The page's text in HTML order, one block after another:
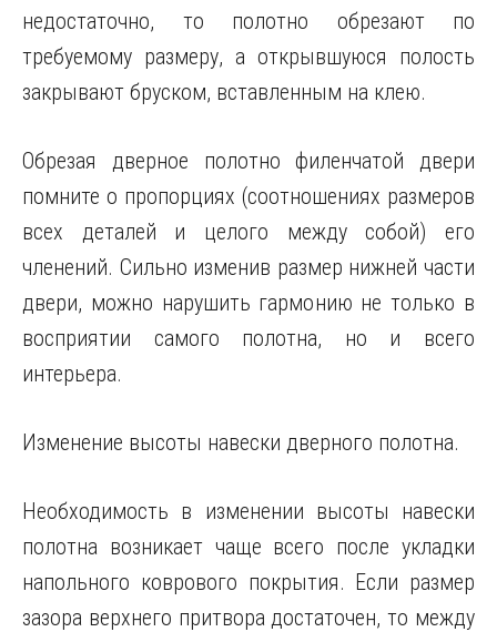
недостаточно, то полотно обрезают по
требуемому размеру, а открывшуюся полость
закрывают бруском, вставленным на клею.
Обрезая дверное полотно филенчатой двери
помните о пропорциях (соотношениях размеров
всех деталей и целого между собой) его
членений. Сильно изменив размер нижней части
двери, можно нарушить гармонию не только в
восприятии самого полотна, но и всего
интерьера.
Изменение высоты навески дверного полотна.
Необходимость в изменении высоты навески
полотна возникает чаще всего после укладки
напольного коврового покрытия. Если размер
зазора верхнего притвора достаточен, то между